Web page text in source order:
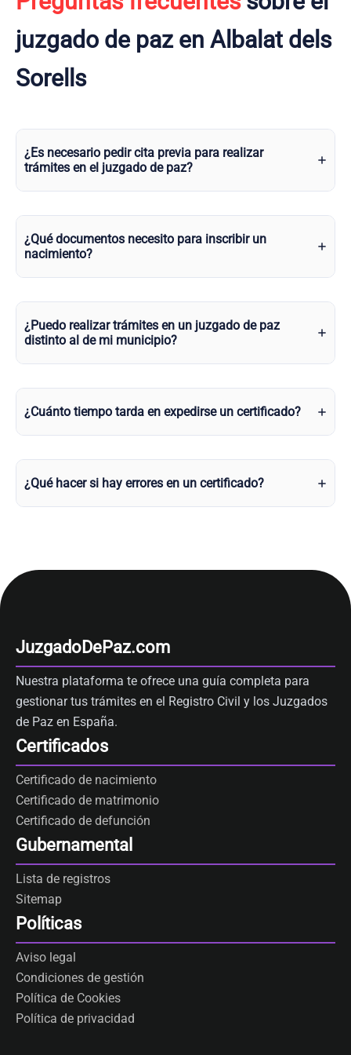
juzgado de paz en Albalat dels
Sorells
¿Es necesario pedir cita previa para realizar
trámites en el juzgado de paz?
¿Qué documentos necesito para inscribir un
nacimiento?
¿Puedo realizar trámites en un juzgado de paz
distinto al de mi municipio?
¿Cuánto tiempo tarda en expedirse un certificado?
¿Qué hacer si hay errores en un certificado?
JuzgadoDePaz.com
Nuestra plataforma te ofrece una guía completa para
gestionar tus trámites en el Registro Civil y los Juzgados
de Paz en España.
Certificados
Certificado de nacimiento
Certificado de matrimonio
Certificado de defunción
Gubernamental
Lista de registros
Sitemap
Políticas
Aviso legal
Condiciones de gestión
Política de Cookies
Política de privacidad